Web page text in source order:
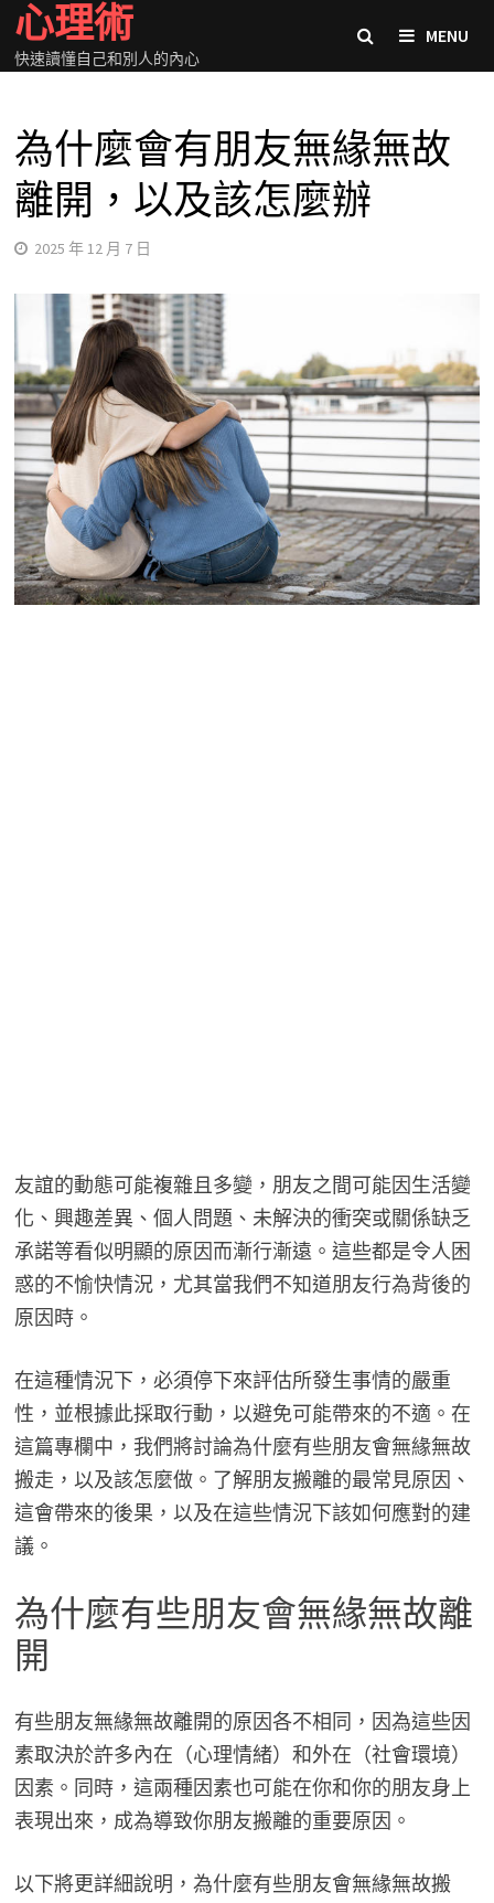
Skip
content
心理術
快速讀懂自己和別人的內心
MENU
為什麼會有朋友無緣無故
離開，以及該怎麼辦
2025 年 12 月 7 日
友誼的動態可能複雜且多變，朋友之間可能因生活變
化、興趣差異、個人問題、未解決的衝突或關係缺乏
承諾等看似明顯的原因而漸行漸遠。這些都是令人困
惑的不愉快情況，尤其當我們不知道朋友行為背後的
原因時。
在這種情況下，必須停下來評估所發生事情的嚴重
性，並根據此採取行動，以避免可能帶來的不適。在
這篇專欄中，我們將討論為什麼有些朋友會無緣無故
搬走，以及該怎麼做。了解朋友搬離的最常見原因、
這會帶來的後果，以及在這些情況下該如何應對的建
議。
為什麼有些朋友會無緣無故離
開
有些朋友無緣無故離開的原因各不相同，因為這些因
素取決於許多內在（心理情緒）和外在（社會環境）
因素。同時，這兩種因素也可能在你和你的朋友身上
表現出來，成為導致你朋友搬離的重要原因。
以下將更詳細說明，為什麼有些朋友會無緣無故搬